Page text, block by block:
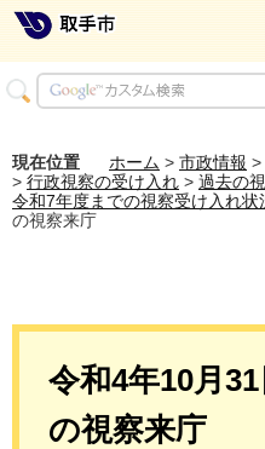
現在位置 ホーム > 市政情報 >
> 行政視察の受け入れ > 過去の
令和7年度までの視察受け入れ状
の視察来庁
令和4年10月
の視察来庁